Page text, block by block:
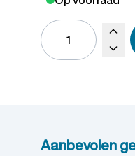
Aanbevolen